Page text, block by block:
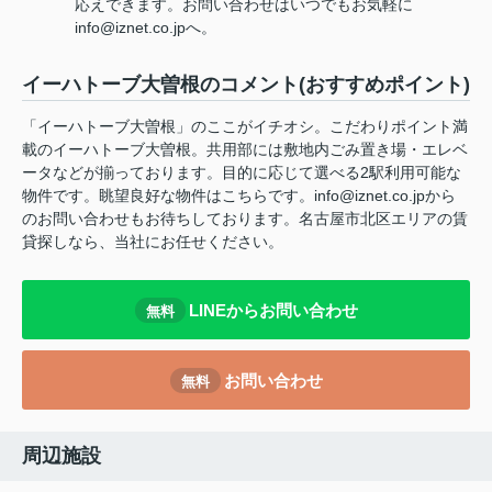
応えできます。お問い合わせはいつでもお気軽に
info@iznet.co.jpへ。
イーハトーブ大曽根のコメント(おすすめポイント)
「イーハトーブ大曽根」のここがイチオシ。こだわりポイント満
載のイーハトーブ大曽根。共用部には敷地内ごみ置き場・エレベ
ータなどが揃っております。目的に応じて選べる2駅利用可能な
物件です。眺望良好な物件はこちらです。info@iznet.co.jpから
のお問い合わせもお待ちしております。名古屋市北区エリアの賃
貸探しなら、当社にお任せください。
無料 LINEからお問い合わせ
無料 お問い合わせ
周辺施設